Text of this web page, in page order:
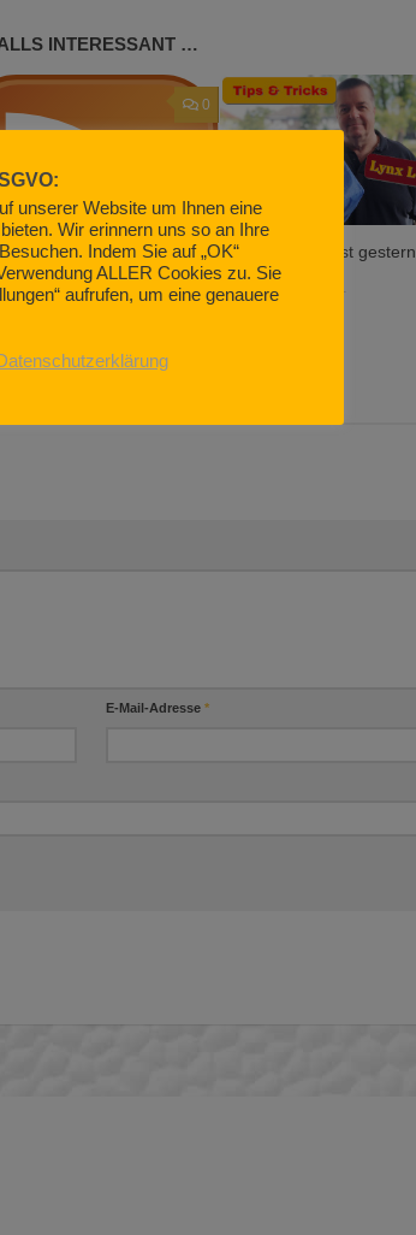
INTERESSANT …
0
sind verfügbar!
Krumm stehen ist gestern.
E-Mail-Adresse*
unserer Website um Ihnen eine
Wir erinnern uns so an Ihre
Indem Sie auf „OK“
ALLER Cookies zu. Sie
aufrufen, um eine genauere